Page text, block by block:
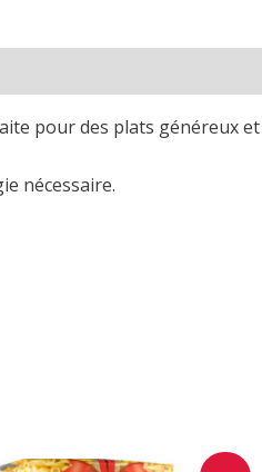
pour des plats généreux
nécessaire.
Le
Le